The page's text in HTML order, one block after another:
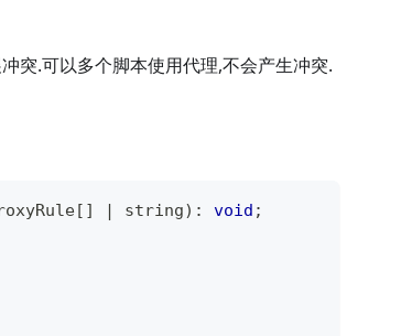
突.可以多个脚本使用代理,不会产生冲突.
[ ] | string) : void ;